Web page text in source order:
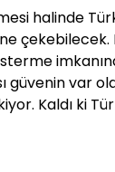
halinde
güvenin var
Kaldı ki